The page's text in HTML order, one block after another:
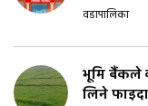
वडापालिका
भूमि बैंकले
लिने